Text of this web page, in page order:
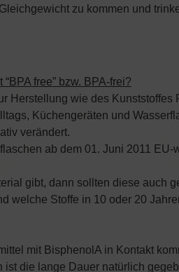
zu kommen und
free” bzw. BPA-frei?
Herstellung wie des
Küchengeräten und
verändert.
ab dem 01. Juni 2011 EU-
gibt, dann sollten diese auch
welche Stoffe in 10 oder 20
mit BisphenolA in Kontakt
die lange Dauer natürlich